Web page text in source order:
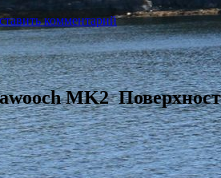
комментарий
MK2